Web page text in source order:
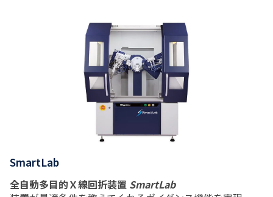
SmartLab
全自動多目的Ｘ線回折装置 SmartLab